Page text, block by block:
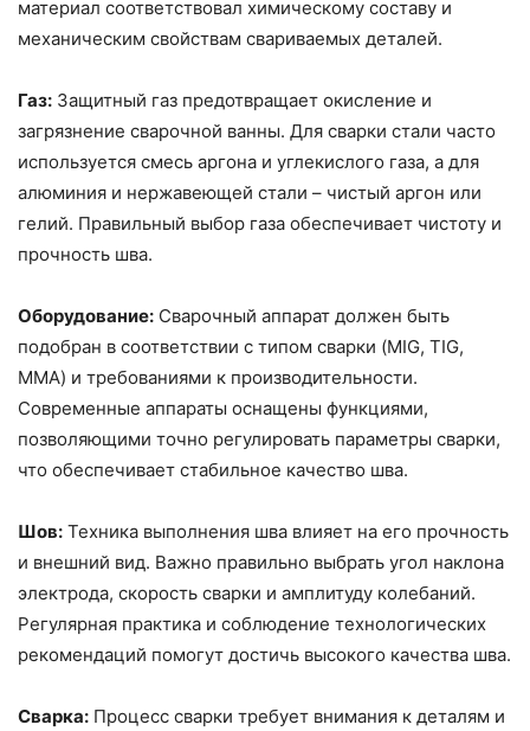
материал соответствовал химическому составу и
механическим свойствам свариваемых деталей.
Газ: Защитный газ предотвращает окисление и
загрязнение сварочной ванны. Для сварки стали часто
используется смесь аргона и углекислого газа, а для
алюминия и нержавеющей стали – чистый аргон или
гелий. Правильный выбор газа обеспечивает чистоту и
прочность шва.
Оборудование: Сварочный аппарат должен быть
подобран в соответствии с типом сварки (MIG, TIG,
MMA) и требованиями к производительности.
Современные аппараты оснащены функциями,
позволяющими точно регулировать параметры сварки,
что обеспечивает стабильное качество шва.
Шов: Техника выполнения шва влияет на его прочность
и внешний вид. Важно правильно выбрать угол наклона
электрода, скорость сварки и амплитуду колебаний.
Регулярная практика и соблюдение технологических
рекомендаций помогут достичь высокого качества шва.
Сварка: Процесс сварки требует внимания к деталям и